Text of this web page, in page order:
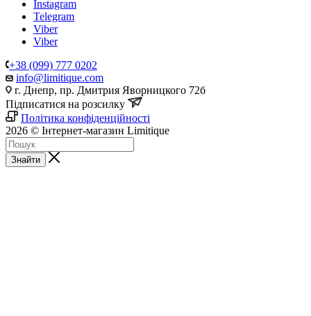
Instagram
Telegram
Viber
Viber
+38 (099) 777 0202
info@limitique.com
г. Днепр, пр. Дмитрия Яворницкого 72б
Підписатися на розсилку
Політика конфіденційності
2026 © Інтернет-магазин Limitique
Знайти